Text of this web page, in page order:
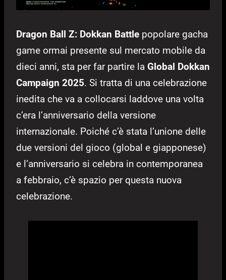
Dragon Ball Z: Dokkan Battle popolare gacha
game ormai presente sul mercato mobile da
dieci anni, sta per far partire la Global Dokkan
Campaign 2025. Si tratta di una celebrazione
inedita che va a collocarsi laddove una volta
c’era l’anniversario della versione
internazionale. Poiché c’è stata l’unione delle
due versioni del gioco (global e giapponese)
e l’anniversario si celebra in contemporanea
a febbraio, c’è spazio per questa nuova
celebrazione.